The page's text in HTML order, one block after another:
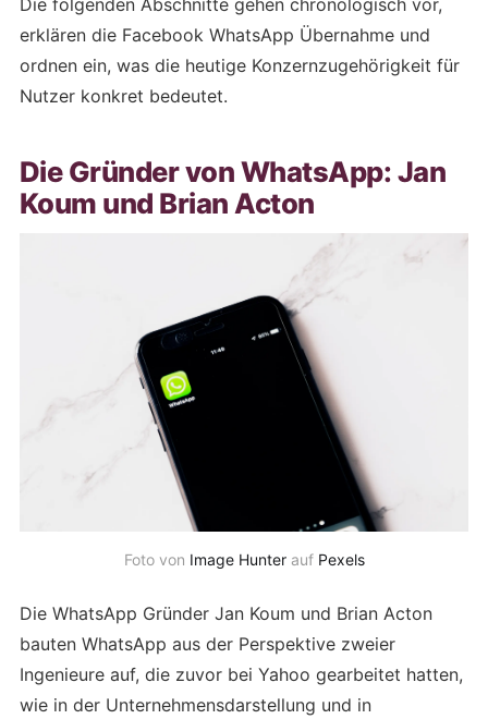
erklären die Facebook WhatsApp Übernahme und
ordnen ein, was die heutige Konzernzugehörigkeit für
Nutzer konkret bedeutet.
Die Gründer von WhatsApp: Jan
Koum und Brian Acton
Foto von Image Hunterauf Pexels
Die WhatsApp Gründer Jan Koum und Brian Acton
bauten WhatsApp aus der Perspektive zweier
Ingenieure auf, die zuvor bei Yahoo gearbeitet hatten,
wie in der Unternehmensdarstellung und in